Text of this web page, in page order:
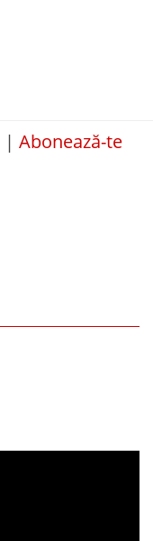
| Abonează-te